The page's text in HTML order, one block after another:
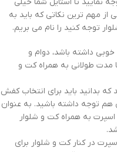
از مهم ترین نکاتی که باید به
توجه کنید را نام می بریم.
داشته باشد، دوام و
مدت طولانی به همراه کت و
که بدانید باید برای انتخاب کفش
هم توجه داشته باشید. به عنوان
به همراه کت و شلوار
در کنار کت و شلوار برای